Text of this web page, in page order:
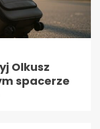
Olkusz
spacerze